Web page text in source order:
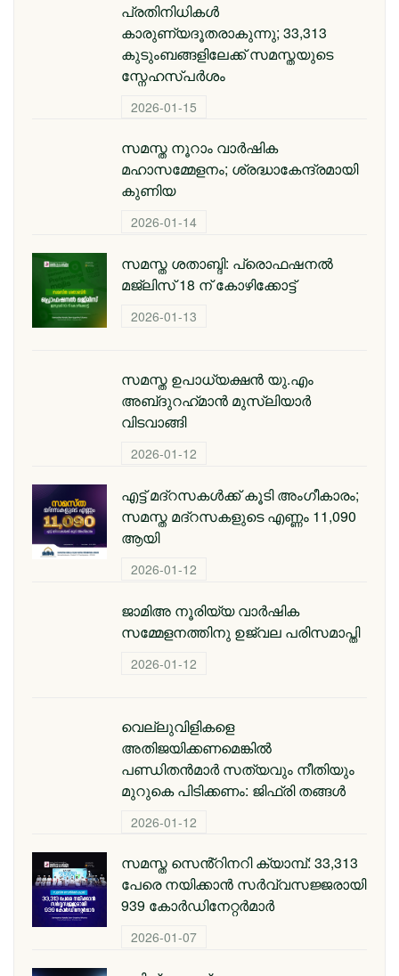
പ്രതിനിധികൾ
കാരുണ്യദൂതരാകുന്നു; 33,313
കുടുംബങ്ങളിലേക്ക് സമസ്തയുടെ
സ്നേഹസ്പർശം
2026-01-15
സമസ്ത നൂറാം വാർഷിക
മഹാസമ്മേളനം; ശ്രദ്ധാകേന്ദ്രമായി
കുണിയ
2026-01-14
സമസ്ത ശതാബ്ദി: പ്രൊഫഷനൽ
മജ്‌ലിസ് 18 ന് കോഴിക്കോട്ട്
2026-01-13
സമസ്ത ഉപാധ്യക്ഷൻ യു.എം
അബ്‌ദുറഹ്‌മാൻ മുസ്‌ലിയാർ
വിടവാങ്ങി
2026-01-12
എട്ട് മദ്റസകള്‍ക്ക് കൂടി അംഗീകാരം;
സമസ്ത മദ്റസകളുടെ എണ്ണം 11,090
ആയി
2026-01-12
ജാമിഅ നൂരിയ്യ വാര്‍ഷിക
സമ്മേളനത്തിനു ഉജ്വല പരിസമാപ്തി
2026-01-12
വെല്ലുവിളികളെ
അതിജയിക്കണമെങ്കിൽ
പണ്ഡിതൻമാർ സത്യവും നീതിയും
മുറുകെ പിടിക്കണം: ജിഫ്‌രി തങ്ങൾ
2026-01-12
സമസ്ത സെൻ്റിനറി ക്യാമ്പ്: 33,313
പേരെ നയിക്കാൻ സർവ്വസജ്ജരായി
939 കോർഡിനേറ്റർമാർ
2026-01-07